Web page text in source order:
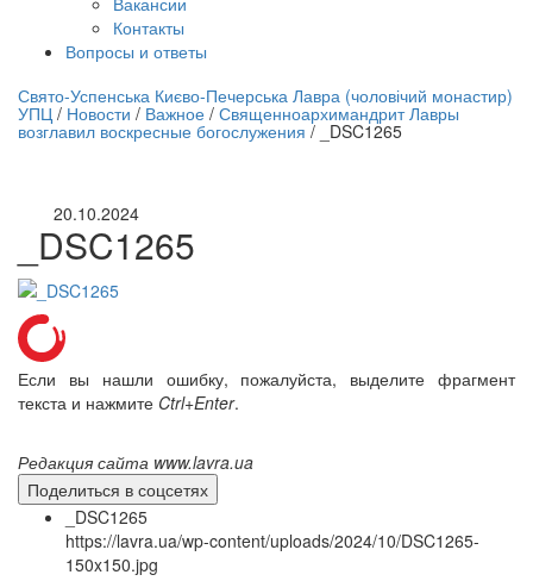
Контакты
Вопросы и ответы
трансляция | 12 сентября
трансляции
Свято-Успенська Києво-Печерська Лавра (чоловічий монастир)
УПЦ / Новости / Важное / Священноархимандрит Лавры
возглавил воскресные богослужения / _DSC1265
20.10.2024
_DSC1265
Если вы нашли ошибку, пожалуйста, выделите фрагмент
текста и нажмите Ctrl+Enter.
Редакция сайта www.lavra.ua
Поделиться в соцсетях
_DSC1265
https://lavra.ua/wp-content/uploads/2024/10/DSC1265-
150x150.jpg